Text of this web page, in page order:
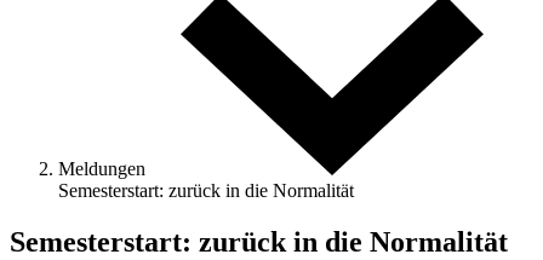
Meldungen
Semesterstart: zurück in die Normalität
Semesterstart: zurück in die Normalität